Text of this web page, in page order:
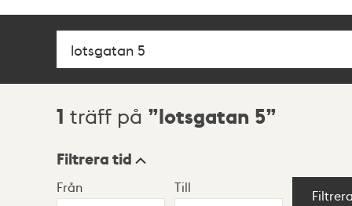
Sök
Sökresultat
1 träff på lotsgatan 5
Visningsläge
Filtrera tid
Från Till